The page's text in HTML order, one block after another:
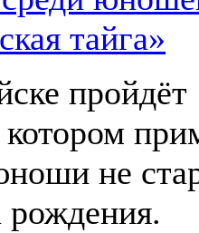
тайга»
пройдёт
не
рождения.